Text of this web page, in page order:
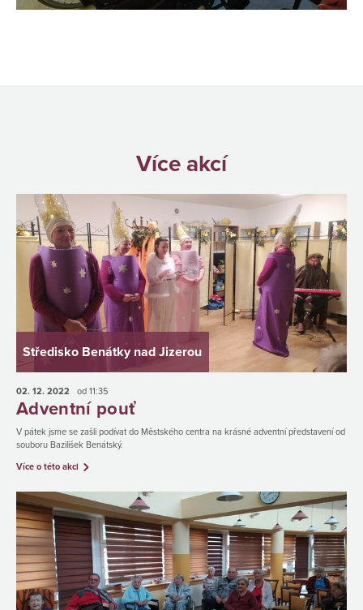
Více akcí
Středisko Benátky nad Jizerou
02. 12. 2022 od 11:35
Adventní pouť
V pátek jsme se zašli podívat do Městského centra na krásné adventní představení od
souboru Bazilišek Benátský.
Více o této akci